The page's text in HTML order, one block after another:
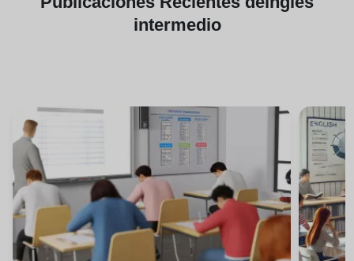
intermedio